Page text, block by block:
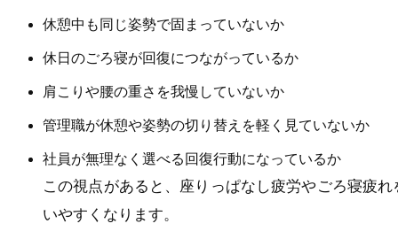
休憩中も同じ姿勢で固まっていないか
休日のごろ寝が回復につながっているか
肩こりや腰の重さを我慢していないか
管理職が休憩や姿勢の切り替えを軽く見ていないか
社員が無理なく選べる回復行動になっているか
この視点があると、座りっぱなし疲労やごろ寝疲
いやすくなります。